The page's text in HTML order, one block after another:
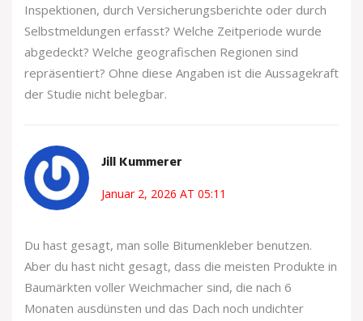
Inspektionen, durch Versicherungsberichte oder durch
Selbstmeldungen erfasst? Welche Zeitperiode wurde
abgedeckt? Welche geografischen Regionen sind
repräsentiert? Ohne diese Angaben ist die Aussagekraft
der Studie nicht belegbar.
Jill Kummerer
Januar 2, 2026 AT 05:11
Du hast gesagt, man solle Bitumenkleber benutzen.
Aber du hast nicht gesagt, dass die meisten Produkte in
Baumärkten voller Weichmacher sind, die nach 6
Monaten ausdünsten und das Dach noch undichter